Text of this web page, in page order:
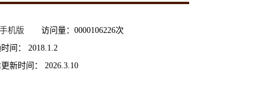
手机版 访问量： 0000106226次
间： 2018.1.2
新时间： 2026.3.10